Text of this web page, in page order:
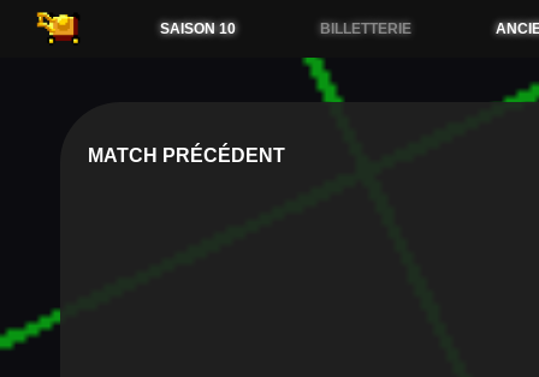
54.38.173.36
SAISON 10 BILLETTERIE
MATCH PRÉCÉDENT